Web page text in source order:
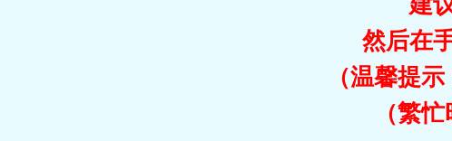
然后在
（温馨提
（繁